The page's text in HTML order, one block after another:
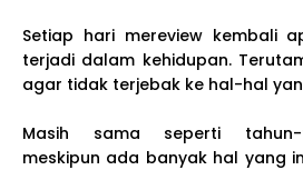
Setiap hari mereview kembali
terjadi dalam kehidupan.
agar tidak terjebak ke hal-hal
Masih sama seperti tahun-
meskipun ada banyak hal yang